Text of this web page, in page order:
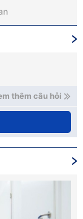
thêm câu hỏi